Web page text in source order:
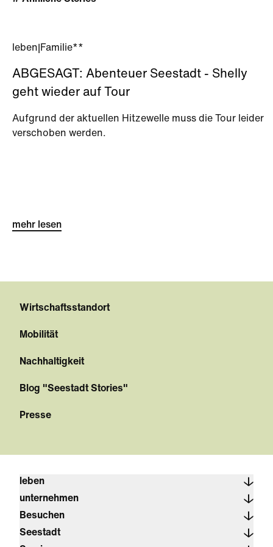
leben Familie**
ABGESAGT: Abenteuer Seestadt - Shelly
geht wieder auf Tour
Aufgrund der aktuellen Hitzewelle muss die Tour leider
verschoben werden.
mehr lesen
Wirtschaftsstandort
Mobilität
Nachhaltigkeit
Blog "Seestadt Stories"
Presse
leben
unternehmen
Besuchen
Seestadt